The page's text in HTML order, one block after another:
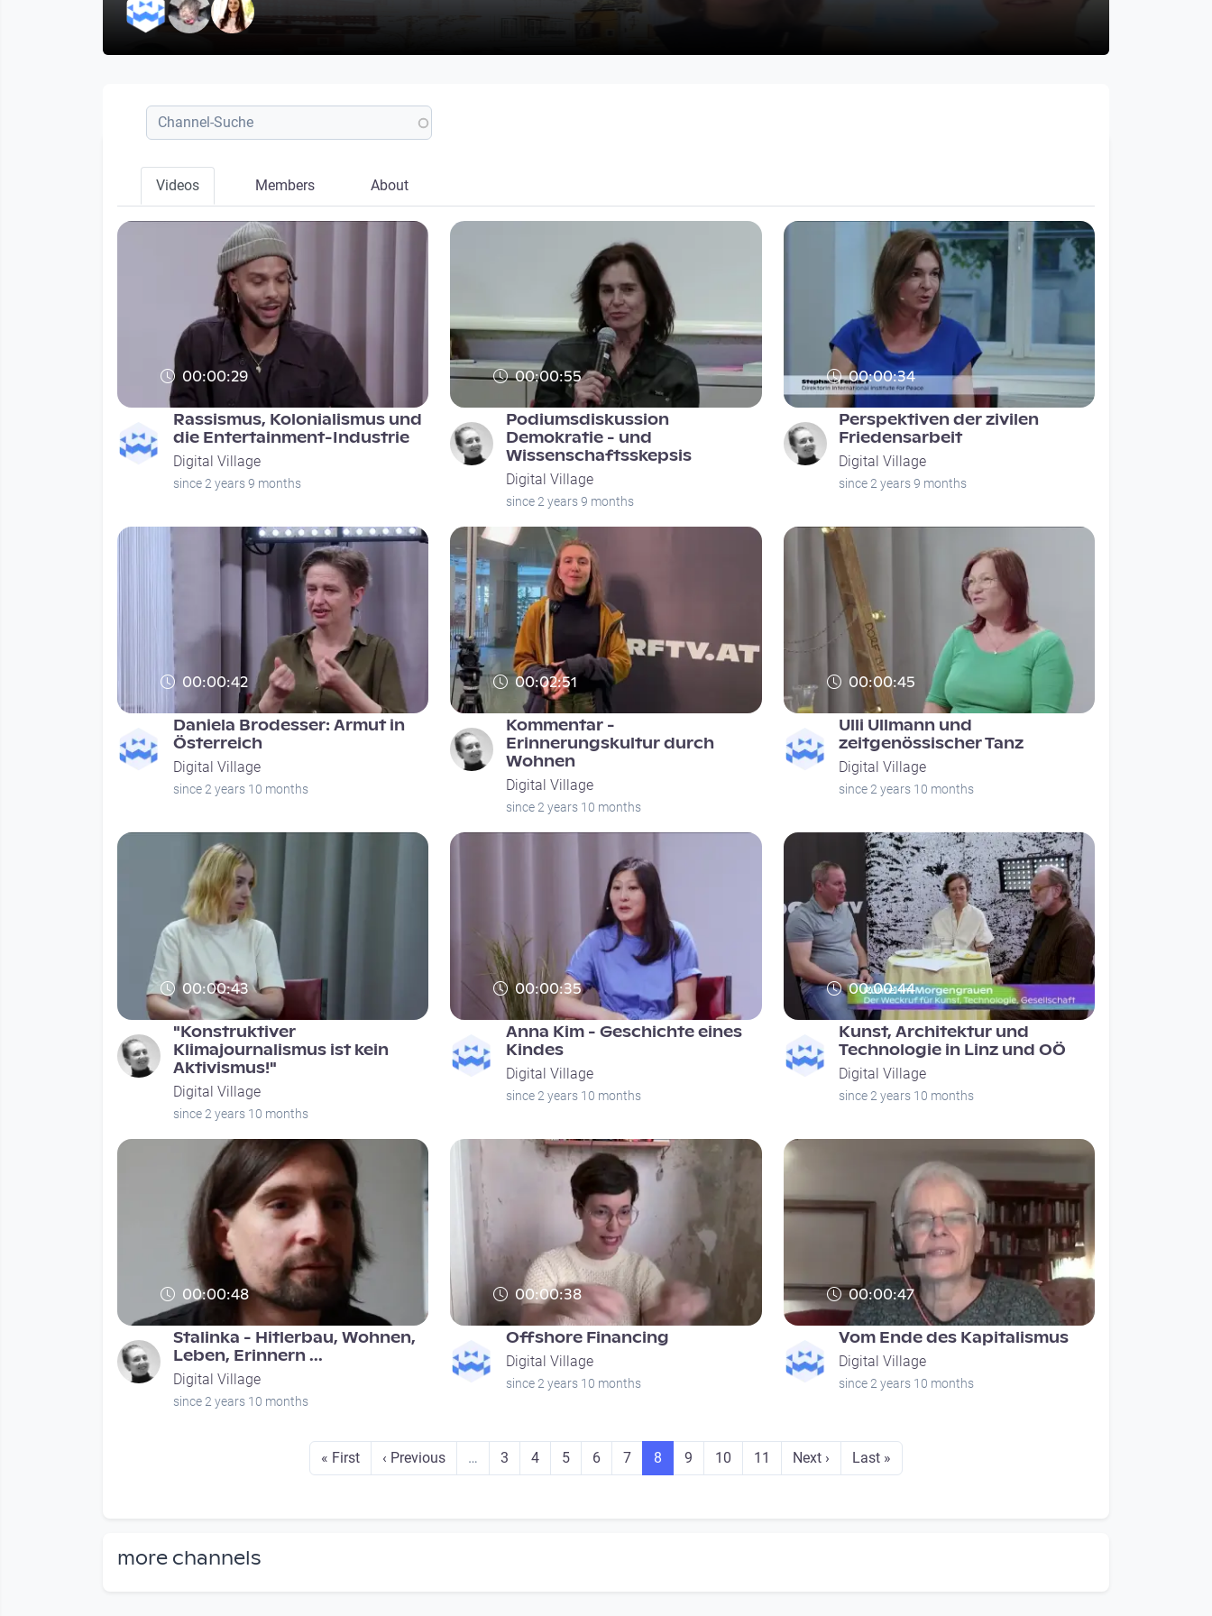
Videos Members About
00:00:29
Rassismus, Kolonialismus und
die Entertainment-Industrie
Digital Village
since 2 years 9 months
00:00:55
Podiumsdiskussion
Demokratie - und
Wissenschaftsskepsis
Digital Village
since 2 years 9 months
00:00:34
Perspektiven der zivilen
Friedensarbeit
Digital Village
since 2 years 9 months
00:00:42
Daniela Brodesser: Armut in
Österreich
Digital Village
since 2 years 10 months
00:02:51
Kommentar -
Erinnerungskultur durch
Wohnen
Digital Village
since 2 years 10 months
00:00:45
Ulli Ullmann und
zeitgenössischer Tanz
Digital Village
since 2 years 10 months
00:00:43
"Konstruktiver
Klimajournalismus ist kein
Aktivismus!"
Digital Village
since 2 years 10 months
00:00:35
Anna Kim - Geschichte eines
Kindes
Digital Village
since 2 years 10 months
00:00:44
Kunst, Architektur und
Technologie in Linz und OÖ
Digital Village
since 2 years 10 months
00:00:48
Stalinka - Hitlerbau, Wohnen,
Leben, Erinnern ...
Digital Village
since 2 years 10 months
00:00:38
Offshore Financing
Digital Village
since 2 years 10 months
00:00:47
Vom Ende des Kapitalismus
Digital Village
since 2 years 10 months
Seitennummerierung
First page
« First Previous page
‹ Previous … Seite
3 Seite
4 Seite
5 Seite
6 Seite
7 Seite
8 Seite
9 Seite
10 Seite
11 Next page
Next › Last page
Last »
more channels